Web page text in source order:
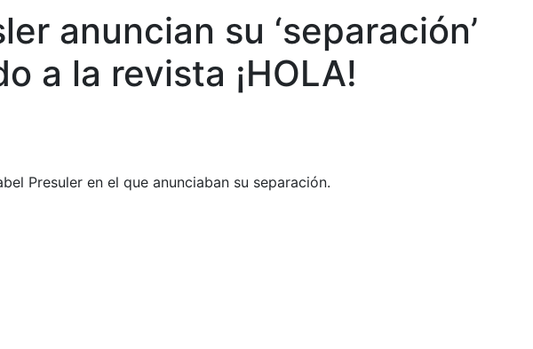
anuncian su ‘separación’
a la revista ¡HOLA!
Presuler en el que anunciaban su separación.